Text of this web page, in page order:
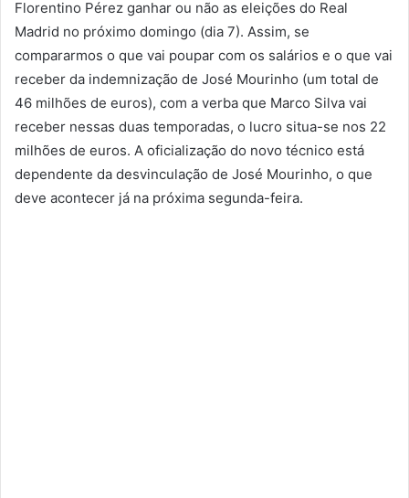
Florentino Pérez ganhar ou não as eleições do Real
Madrid no próximo domingo (dia 7). Assim, se
compararmos o que vai poupar com os salários e o que vai
receber da indemnização de José Mourinho (um total de
46 milhões de euros), com a verba que Marco Silva vai
receber nessas duas temporadas, o lucro situa-se nos 22
milhões de euros. A oficialização do novo técnico está
dependente da desvinculação de José Mourinho, o que
deve acontecer já na próxima segunda-feira.